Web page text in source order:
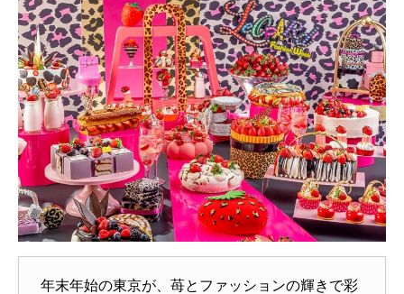
年末年始の東京が、苺とファッションの輝きで彩